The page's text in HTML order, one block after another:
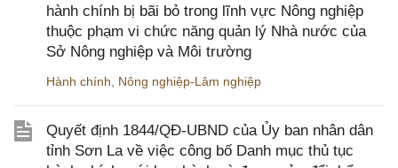
hành chính bị bãi bỏ trong lĩnh vực Nông nghiệp
thuộc phạm vi chức năng quản lý Nhà nước của
Sở Nông nghiệp và Môi trường
Hành chính Nông nghiệp-Lâm nghiệp
Quyết định 1844/QĐ-UBND của Ủy ban nhân dân
tỉnh Sơn La về việc công bố Danh mục thủ tục